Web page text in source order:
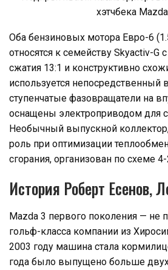
Оба бензиновых мотора Евро-6
относятся к семейству Skyactiv-G
сжатия 13:1 и конструктивно
используется непосредственный
ступенчатые фазовращатели на
оснащены электроприводом для
Необычный выпускной
роль при оптимизации
сгорания, организован по схеме
История Роберт Есенов,
Mazda 3 первого поколения — не
гольф-класса компании из
2003 году машина стала
года было выпущено больше